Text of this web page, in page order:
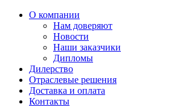
О компании
Нам доверяют
Новости
Наши заказчики
Дипломы
Дилерство
Отраслевые решения
Доставка и оплата
Контакты